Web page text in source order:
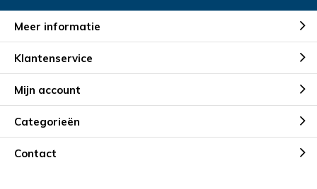
Meer informatie
Klantenservice
Mijn account
Categorieën
Contact